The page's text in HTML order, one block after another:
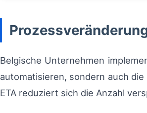
Belgische Unternehmen
automatisieren, sondern auch
ETA reduziert sich die Anzahl